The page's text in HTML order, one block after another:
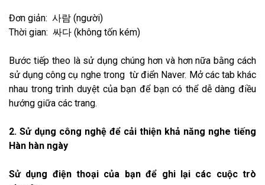
Đơn giản: 사람 (người)
Thời gian: 싸다 (không tốn kém)
Bước tiếp theo là sử dụng chúng hơn và hơn nữa bằng cách
sử dụng công cụ nghe trong từ điển Naver. Mở các tab khác
nhau trong trình duyệt của bạn để bạn có thể dễ dàng điều
hướng giữa các trang.​
2. Sử dụng công nghệ để cải thiện khả năng nghe tiếng
Hàn hàn ngày
Sử dụng điện thoại của bạn để ghi lại các cuộc trò